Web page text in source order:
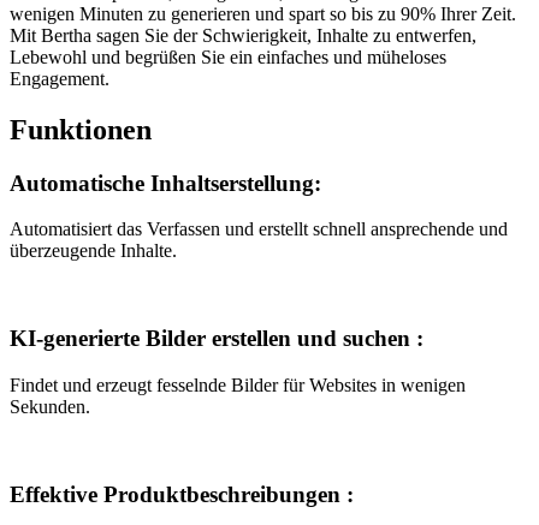
wenigen Minuten zu generieren und spart so bis zu 90% Ihrer Zeit.
Mit Bertha sagen Sie der Schwierigkeit, Inhalte zu entwerfen,
Lebewohl und begrüßen Sie ein einfaches und müheloses
Engagement.
Funktionen
Automatische Inhaltserstellung:
Automatisiert das Verfassen und erstellt schnell ansprechende und
überzeugende Inhalte.
KI-generierte Bilder erstellen und suchen :
Findet und erzeugt fesselnde Bilder für Websites in wenigen
Sekunden.
Effektive Produktbeschreibungen :